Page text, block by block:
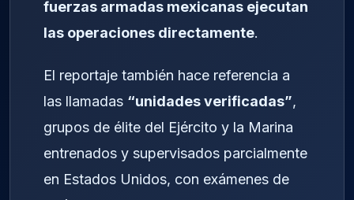
fuerzas armadas mexicanas ejecutan
las operaciones directamente.
El reportaje también hace referencia a
las llamadas “unidades verificadas”,
grupos de élite del Ejército y la Marina
entrenados y supervisados parcialmente
en Estados Unidos, con exámenes de